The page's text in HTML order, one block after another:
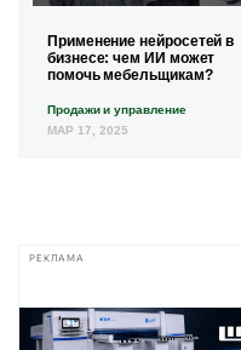
Применение нейросетей в
бизнесе: чем ИИ может
помочь мебельщикам?
Продажи и управление
МАР 17, 2025
РЕКЛАМА